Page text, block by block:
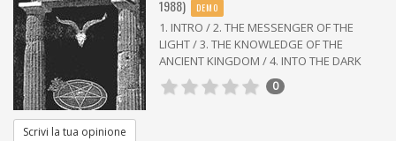
1988)
DEMO
1. INTRO / 2. THE MESSENGER OF THE
LIGHT / 3. THE KNOWLEDGE OF THE
ANCIENT KINGDOM / 4. INTO THE DARK
0
Scrivi la tua opinione